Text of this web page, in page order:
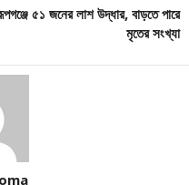
৫১ জনের লাশ উদ্ধার, বাড়তে পারে
মৃতের সংখ্যা